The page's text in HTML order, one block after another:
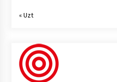
« Uzt